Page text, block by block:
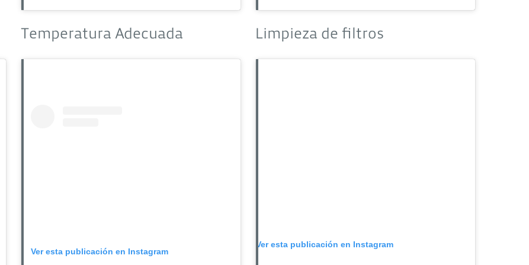
Temperatura Adecuada
Ver esta publicación en Instagram
Limpieza de filtros
Ver esta publicación en Instagram